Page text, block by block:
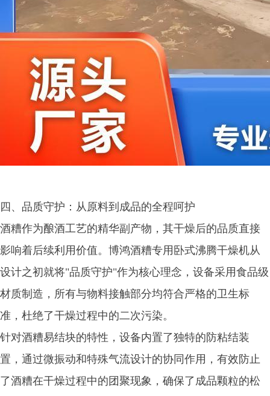
四、品质守护：从原料到成品的全程呵护
酒糟作为酿酒工艺的精华副产物，其干燥后的品质直接
影响着后续利用价值。博鸿酒糟专用卧式沸腾干燥机从
设计之初就将"品质守护"作为核心理念，设备采用食品级
材质制造，所有与物料接触部分均符合严格的卫生标
准，杜绝了干燥过程中的二次污染。
针对酒糟易结块的特性，设备内置了独特的防粘结装
置，通过微振动和特殊气流设计的协同作用，有效防止
了酒糟在干燥过程中的团聚现象，确保了成品颗粒的松